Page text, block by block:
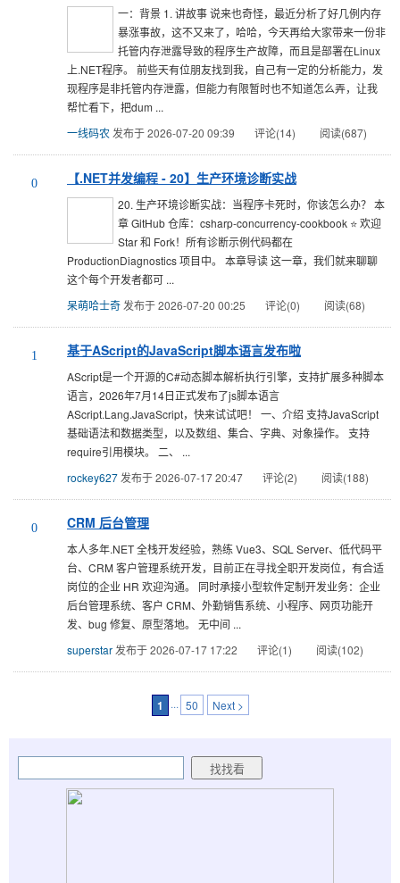
一：背景 1. 讲故事 说来也奇怪，最近分析了好几例内存
暴涨事故，这不又来了，哈哈，今天再给大家带来一份非
托管内存泄露导致的程序生产故障，而且是部署在Linux
上.NET程序。 前些天有位朋友找到我，自己有一定的分析能力，发
现程序是非托管内存泄露，但能力有限暂时也不知道怎么弄，让我
帮忙看下，把dum ...
一线码农 发布于 2026-07-20 09:39 评论(14) 阅读(687)
0 【.NET并发编程 - 20】生产环境诊断实战
20. 生产环境诊断实战：当程序卡死时，你该怎么办？ 本
章 GitHub 仓库：csharp-concurrency-cookbook ⭐ 欢迎
Star 和 Fork！所有诊断示例代码都在
ProductionDiagnostics 项目中。 本章导读 这一章，我们就来聊聊
这个每个开发者都可 ...
呆萌哈士奇 发布于 2026-07-20 00:25 评论(0) 阅读(68)
1 基于AScript的JavaScript脚本语言发布啦
AScript是一个开源的C#动态脚本解析执行引擎，支持扩展多种脚本
语言，2026年7月14日正式发布了js脚本语言
AScript.Lang.JavaScript，快来试试吧！ 一、介绍 支持JavaScript
基础语法和数据类型，以及数组、集合、字典、对象操作。 支持
require引用模块。 二、 ...
rockey627 发布于 2026-07-17 20:47 评论(2) 阅读(188)
0 CRM 后台管理
本人多年.NET 全栈开发经验，熟练 Vue3、SQL Server、低代码平
台、CRM 客户管理系统开发，目前正在寻找全职开发岗位，有合适
岗位的企业 HR 欢迎沟通。 同时承接小型软件定制开发业务：企业
后台管理系统、客户 CRM、外勤销售系统、小程序、网页功能开
发、bug 修复、原型落地。 无中间 ...
superstar 发布于 2026-07-17 17:22 评论(1) 阅读(102)
1 ··· 50 Next >